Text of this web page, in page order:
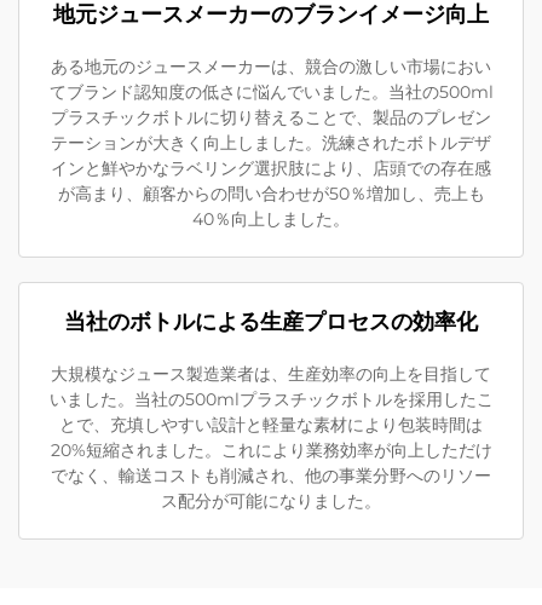
地元ジュースメーカーのブランイメージ向上
ある地元のジュースメーカーは、競合の激しい市場におい
てブランド認知度の低さに悩んでいました。当社の500ml
プラスチックボトルに切り替えることで、製品のプレゼン
テーションが大きく向上しました。洗練されたボトルデザ
インと鮮やかなラベリング選択肢により、店頭での存在感
が高まり、顧客からの問い合わせが50％増加し、売上も
40％向上しました。
当社のボトルによる生産プロセスの効率化
大規模なジュース製造業者は、生産効率の向上を目指して
いました。当社の500mlプラスチックボトルを採用したこ
とで、充填しやすい設計と軽量な素材により包装時間は
20%短縮されました。これにより業務効率が向上しただけ
でなく、輸送コストも削減され、他の事業分野へのリソー
ス配分が可能になりました。